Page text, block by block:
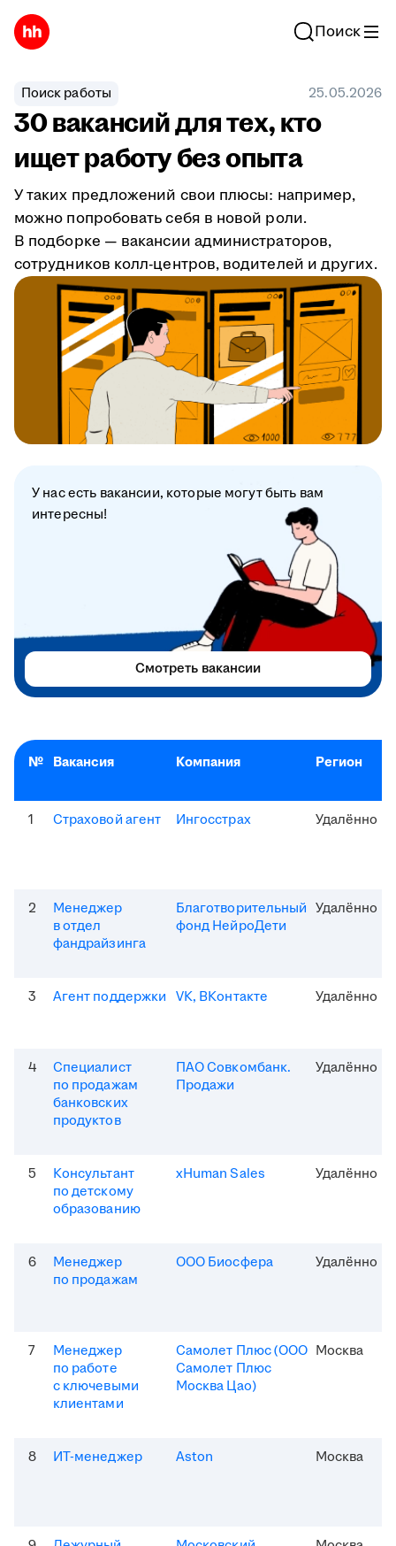
Поиск
Поиск работы 25.05.2026
30 вакансий для тех, кто
ищет работу без опыта
У таких предложений свои плюсы: например,
можно попробовать себя в новой роли.
В подборке — вакансии администраторов,
сотрудников колл-центров, водителей и других.
№ Вакансия Компания Регион
1 Страховой агент Ингосстрах Удалённо
2
Менеджер
в отдел
фандрайзинга
Благотворительный
фонд НейроДети
Удалённо
3 Агент поддержки VK, ВКонтакте Удалённо
4
Специалист
по продажам
банковских
продуктов
ПАО Совкомбанк.
Продажи
Удалённо
5
Консультант
по детскому
образованию
xHuman Sales Удалённо
6
Менеджер
по продажам
ООО Биосфера Удалённо
7
Менеджер
по работе
с ключевыми
клиентами
Самолет Плюс (ООО
Самолет Плюс
Москва Цао)
Москва
8 ИТ-менеджер Aston Москва
У нас есть вакансии, которые могут быть вам
интересны!
Смотреть вакансии